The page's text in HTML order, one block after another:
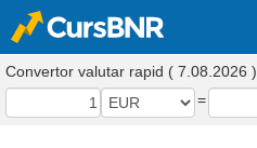
Convertor valutar rapid ( 7.08.2026 )
=